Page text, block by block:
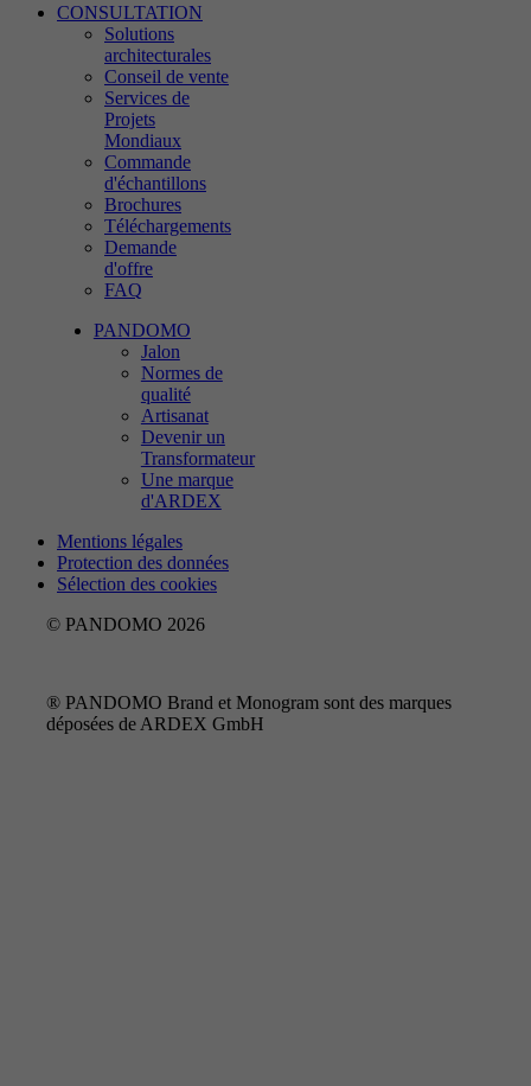
CONSULTATION
Solutions
architecturales
Conseil de vente
Services de
Projets
Mondiaux
Commande
d'échantillons
Brochures
Téléchargements
Demande
d'offre
FAQ
PANDOMO
Jalon
Normes de
qualité
Artisanat
Devenir un
Transformateur
Une marque
d'ARDEX
Mentions légales
Protection des données
Sélection des cookies
© PANDOMO 2026
® PANDOMO Brand et Monogram sont des marques
déposées de ARDEX GmbH